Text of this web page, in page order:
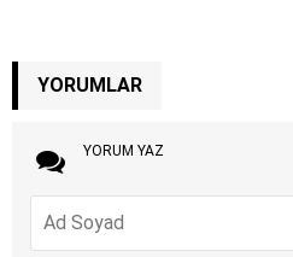
YORUMLAR
YORUM YAZ